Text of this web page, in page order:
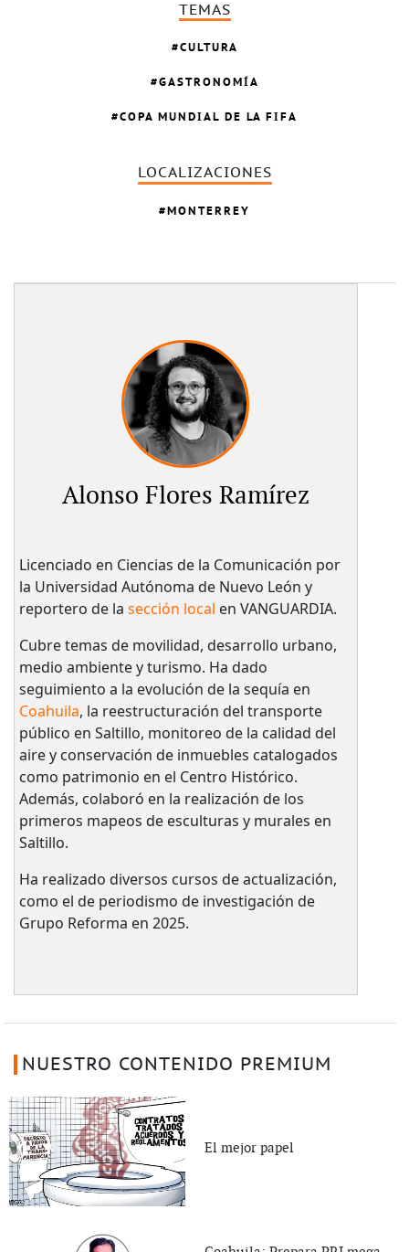
TEMAS
CULTURA
GASTRONOMÍA
COPA MUNDIAL DE LA FIFA
LOCALIZACIONES
MONTERREY
Alonso Flores Ramírez
Licenciado en Ciencias de la Comunicación por
la Universidad Autónoma de Nuevo León y
reportero de la sección local en VANGUARDIA.
Cubre temas de movilidad, desarrollo urbano,
medio ambiente y turismo. Ha dado
seguimiento a la evolución de la sequía en
Coahuila, la reestructuración del transporte
público en Saltillo, monitoreo de la calidad del
aire y conservación de inmuebles catalogados
como patrimonio en el Centro Histórico.
Además, colaboró en la realización de los
primeros mapeos de esculturas y murales en
Saltillo.
Ha realizado diversos cursos de actualización,
como el de periodismo de investigación de
Grupo Reforma en 2025.
NUESTRO CONTENIDO PREMIUM
El mejor papel